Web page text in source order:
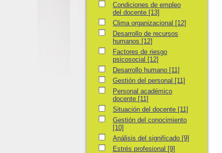
Condiciones de empleo del docente
Condiciones de empleo
del docente [13]
Clima organizacional
Clima organizacional [12]
Desarrollo de recursos humanos
Desarrollo de recursos
humanos [12]
Factores de riesgo psicosocial
Factores de riesgo
psicosocial [12]
Desarrollo humano
Desarrollo humano [11]
Gestión del personal
Gestión del personal [11]
Personal académico docente
Personal académico
docente [11]
Situación del docente
Situación del docente [11]
Gestión del conocimiento
Gestión del conocimiento
[10]
Análisis del significado
Análisis del significado [9]
Estrés profesional
Estrés profesional [9]